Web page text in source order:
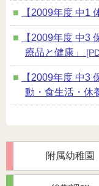
【2009年度 中1
【2009年度 中3
療品と健康」
【2009年度 中3
動・食生活・休
附属幼稚園